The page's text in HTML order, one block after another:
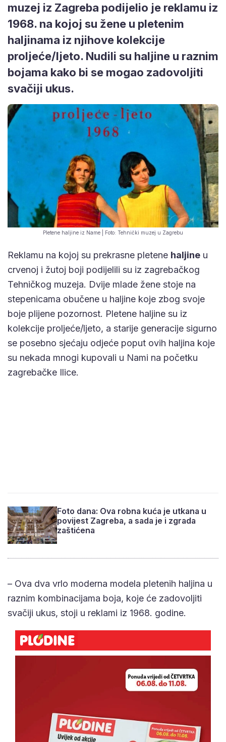
muzej iz Zagreba podijelio je reklamu iz
1968. na kojoj su žene u pletenim
haljinama iz njihove kolekcije
proljeće/ljeto. Nudili su haljine u raznim
bojama kako bi se mogao zadovoljiti
svačiji ukus.
Pletene haljine iz Name | Foto: Tehnički muzej u Zagrebu
Reklamu na kojoj su prekrasne pletene haljine u
crvenoj i žutoj boji podijelili su iz zagrebačkog
Tehničkog muzeja. Dvije mlade žene stoje na
stepenicama obučene u haljine koje zbog svoje
boje plijene pozornost. Pletene haljine su iz
kolekcije proljeće/ljeto, a starije generacije sigurno
se posebno sjećaju odjeće poput ovih haljina koje
su nekada mnogi kupovali u Nami na početku
zagrebačke Ilice.
Foto dana: Ova robna kuća je utkana u
povijest Zagreba, a sada je i zgrada
zaštićena
– Ova dva vrlo moderna modela pletenih haljina u
raznim kombinacijama boja, koje će zadovoljiti
svačiji ukus, stoji u reklami iz 1968. godine.